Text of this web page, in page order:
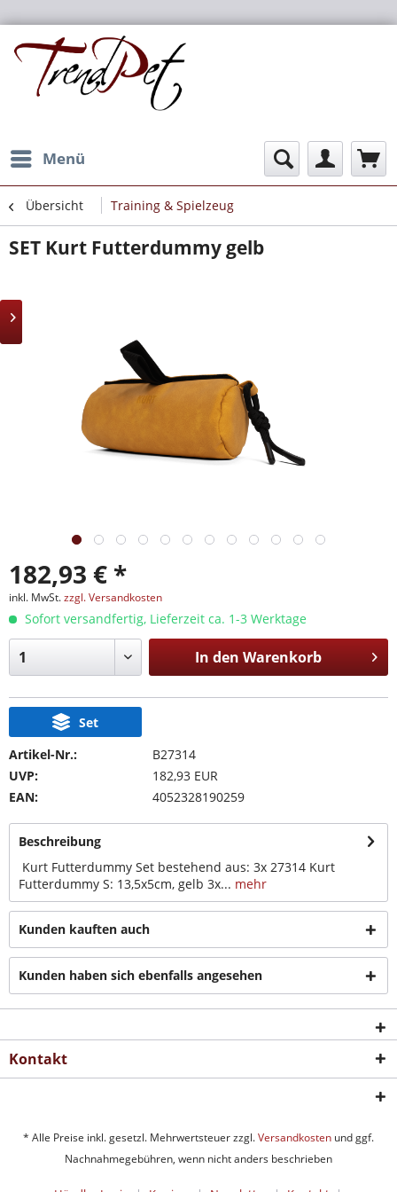
Menü
Übersicht Training & Spielzeug
SET Kurt Futterdummy gelb
182,93 € *
inkl. MwSt.zzgl. Versandkosten
Sofort versandfertig, Lieferzeit ca. 1-3 Werktage
In den Warenkorb
Set
Artikel-Nr.:
B27314
UVP:
182,93 EUR
EAN:
4052328190259
Beschreibung
Kurt Futterdummy Set bestehend aus: 3x 27314 Kurt
Futterdummy S: 13,5x5cm, gelb 3x... mehr
Kunden kauften auch
Kunden haben sich ebenfalls angesehen
Kontakt
* Alle Preise inkl. gesetzl. Mehrwertsteuer zzgl.Versandkosten und ggf.
Nachnahmegebühren, wenn nicht anders beschrieben